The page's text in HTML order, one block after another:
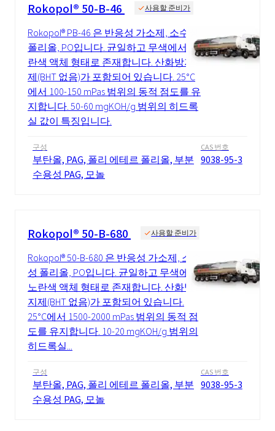
Rokopol® 50-B-46 사용할 준비가
Rokopol® PB-46 은 반응성 가소제, 소수성
폴리올, PO입니다. 균일하고 무색에서 노
란색 액체 형태로 존재합니다. 산화방지
제(BHT 없음)가 포함되어 있습니다. 25°C
에서 100-150 mPas 범위의 동적 점도를 유
지합니다. 50-60 mgKOH/g 범위의 히드록
실 값이 특징입니다.
구성
부탄올, PAG, 폴리 에테르 폴리올, 부분
수용성 PAG, 모놀
CAS 번호
9038-95-3
Rokopol® 50-B-680 사용할 준비가
Rokopol® 50-B-680 은 반응성 가소제, 소수
성 폴리올, PO입니다. 균일하고 무색에서
노란색 액체 형태로 존재합니다. 산화방
지제(BHT 없음)가 포함되어 있습니다.
25°C에서 1500-2000 mPas 범위의 동적 점
도를 유지합니다. 10-20 mgKOH/g 범위의
히드록실...
구성
부탄올, PAG, 폴리 에테르 폴리올, 부분
수용성 PAG, 모놀
CAS 번호
9038-95-3